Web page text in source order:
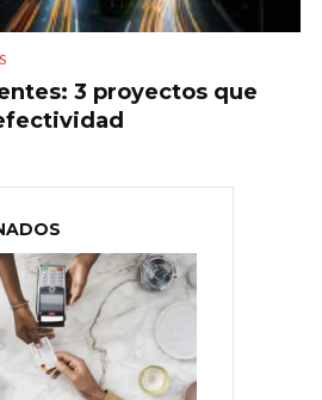
3 proyectos que